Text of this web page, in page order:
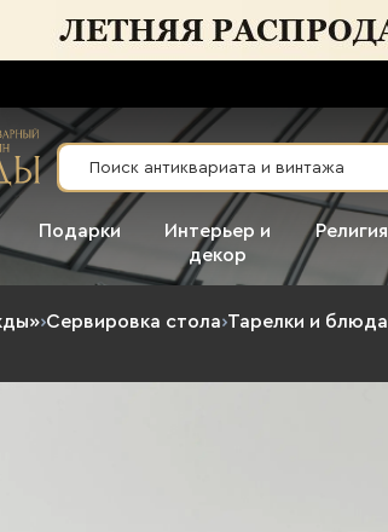
Подарки
Интерьер и
декор
Религия
›Сервировка стола›Тарелки и блюда